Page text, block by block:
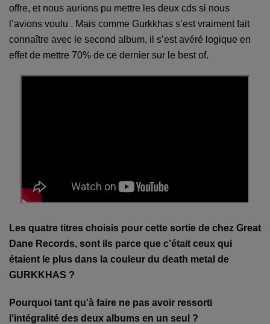
offre, et nous aurions pu mettre les deux cds si nous
l’avions voulu . Mais comme Gurkkhas s’est vraiment fait
connaître avec le second album, il s’est avéré logique en
effet de mettre 70% de ce dernier sur le best of.
Les quatre titres choisis pour cette sortie de chez Great
Dane Records, sont ils parce que c’était ceux qui
étaient le plus dans la couleur du death metal de
GURKKHAS ?
Pourquoi tant qu’à faire ne pas avoir ressorti
l’intégralité des deux albums en un seul ?